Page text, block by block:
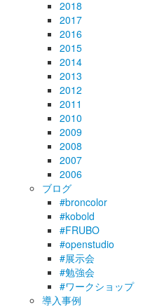
2018
2017
2016
2015
2014
2013
2012
2011
2010
2009
2008
2007
2006
ブログ
#broncolor
#kobold
#FRUBO
#openstudio
#展示会
#勉強会
#ワークショップ
導入事例